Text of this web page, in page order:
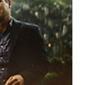
업할 수 있는 영
해상도..